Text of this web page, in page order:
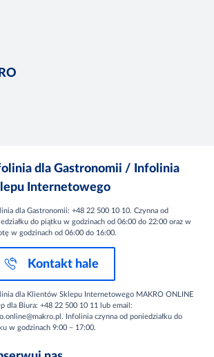
dla Gastronomii / Infolinia
Internetowego
dla Gastronomii: +48 22 500 10 10. Czynna od
do piątku w godzinach od 06:00 do 22:00 oraz w
w godzinach od 06:00 do 16:00.
Kontakt hale
dla Klientów Sklepu Internetowego MAKRO ONLINE
dla Biura: +48 22 500 10 11 lub email:
Infolinia czynna od poniedziałku do
w godzinach 9:00 – 17:00.